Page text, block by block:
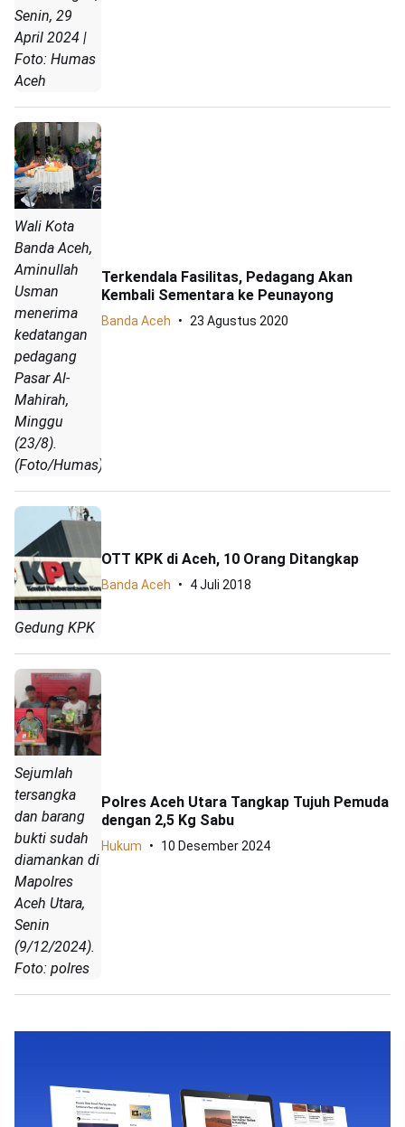
Senin, 29
April 2024 |
Foto: Humas
Aceh
Wali Kota
Banda Aceh,
Aminullah
Usman
menerima
kedatangan
pedagang
Pasar Al-
Mahirah,
Minggu
(23/8).
(Foto/Humas)
Terkendala Fasilitas, Pedagang Akan
Kembali Sementara ke Peunayong
Banda Aceh 23 Agustus 2020
Gedung KPK
OTT KPK di Aceh, 10 Orang Ditangkap
Banda Aceh 4 Juli 2018
Sejumlah
tersangka
dan barang
bukti sudah
diamankan di
Mapolres
Aceh Utara,
Senin
(9/12/2024).
Foto: polres
Polres Aceh Utara Tangkap Tujuh Pemuda
dengan 2,5 Kg Sabu
Hukum 10 Desember 2024